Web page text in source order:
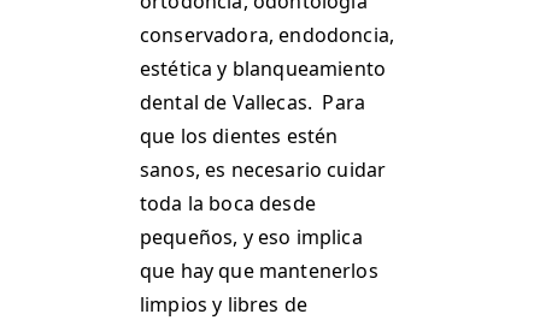
conservadora, endodoncia,
estética y blanqueamiento
dental de Vallecas. Para
que los dientes estén
sanos, es necesario cuidar
toda la boca desde
pequeños, y eso implica
que hay que mantenerlos
limpios y libres de